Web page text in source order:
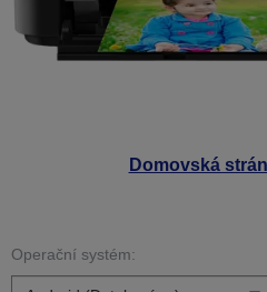
Domovská
Operační systém: